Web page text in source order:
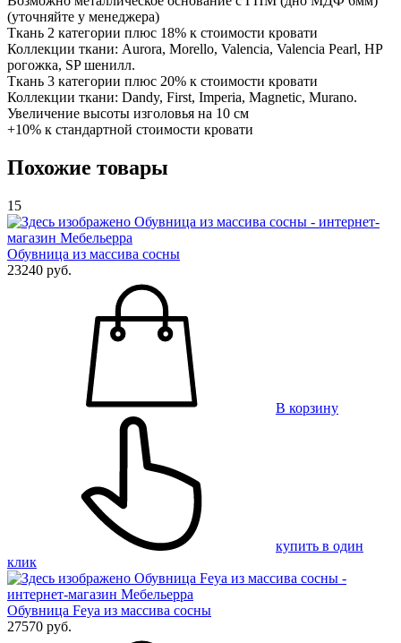
(уточняйте у менеджера)
Ткань 2 категории плюс 18% к стоимости кровати
Коллекции ткани: Aurora, Morello, Valencia, Valencia Pearl, HP
рогожка, SP шенилл.
Ткань 3 категории плюс 20% к стоимости кровати
Коллекции ткани: Dandy, First, Imperia, Magnetic, Murano.
Увеличение высоты изголовья на 10 см
+10% к стандартной стоимости кровати
Похожие товары
15
Обувница из массива сосны
23240 руб.
В корзину
купить в один
клик
Обувница Feya из массива сосны
27570 руб.